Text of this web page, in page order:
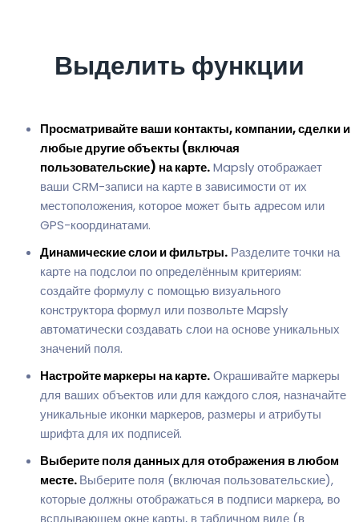
Выделить функции
Просматривайте ваши контакты, компании, сделки и
любые другие объекты (включая
пользовательские) на карте.Mapsly отображает
ваши CRM-записи на карте в зависимости от их
местоположения, которое может быть адресом или
GPS-координатами.
Динамические слои и фильтры. Разделите точки на
карте на подслои по определённым критериям:
создайте формулу с помощью визуального
конструктора формул или позвольте Mapsly
автоматически создавать слои на основе уникальных
значений поля.
Настройте маркеры на карте.Окрашивайте маркеры
для ваших объектов или для каждого слоя, назначайте
уникальные иконки маркеров, размеры и атрибуты
шрифта для их подписей.
Выберите поля данных для отображения в любом
месте.Выберите поля (включая пользовательские),
которые должны отображаться в подписи маркера, во
всплывающем окне карты, в табличном виде (в